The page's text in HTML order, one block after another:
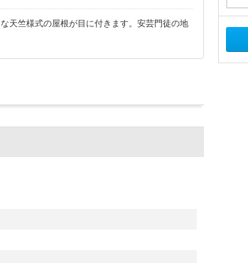
天竺様式の屋根が目に付きます。安芸門徒の地